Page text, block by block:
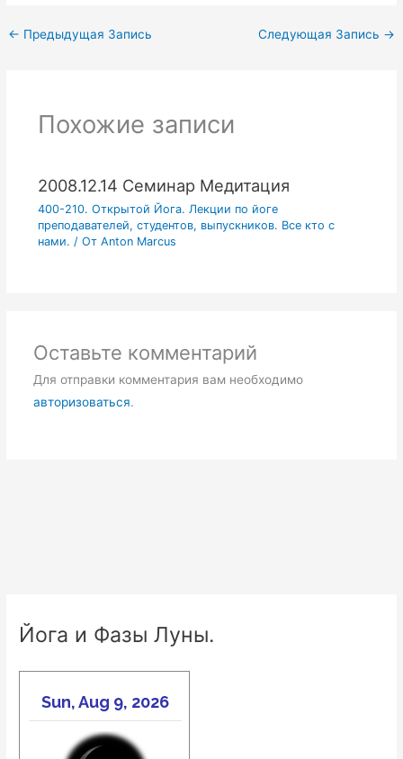
← Предыдущая Запись Следующая Запись →
Похожие записи
2008.12.14 Семинар Медитация
400-210. Открытой Йога. Лекции по йоге
преподавателей, студентов, выпускников. Все кто с
нами. / От Anton Marcus
Оставьте комментарий
Для отправки комментария вам необходимо
авторизоваться.
Йога и Фазы Луны.